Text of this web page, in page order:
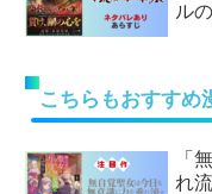
ル
こちらもおすすめ
「
れ